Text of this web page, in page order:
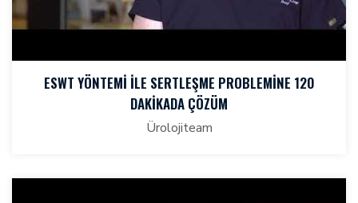
ESWT YÖNTEMI ILE SERTLEŞME PROBLEMINE 120
DAKIKADA ÇÖZÜM
Ürolojiteam